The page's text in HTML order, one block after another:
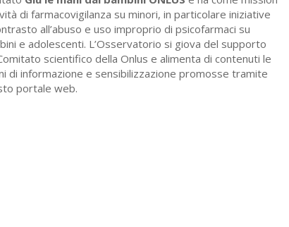
di farmacovigilanza su minori, in particolare iniziative
all’abuso e uso improprio di psicofarmaci su
e adolescenti. L’Osservatorio si giova del supporto
scientifico della Onlus e alimenta di contenuti le
di informazione e sensibilizzazione promosse tramite
portale web.